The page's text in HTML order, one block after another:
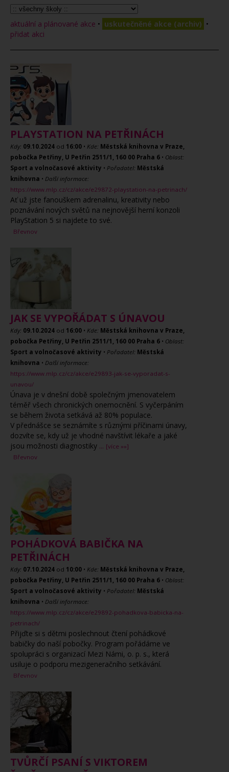
aktuální a plánované akce • uskutečněné akce (archiv) •
přidat akci
PLAYSTATION NA PETŘINÁCH
Kdy: 09.10.2024 od 16:00 • Kde: Městská knihovna v Praze,
pobočka Petřiny, U Petřin 2511/1, 160 00 Praha 6 • Oblast:
Sport a volnočasové aktivity • Pořadatel: Městská
knihovna • Další informace:
https://www.mlp.cz/cz/akce/e29872-playstation-na-petrinach/
Ať už jste fanouškem adrenalinu, kreativity nebo
poznávání nových světů na nejnovější herní konzoli
PlayStation 5 si najdete to své.
Břevnov
JAK SE VYPOŘÁDAT S ÚNAVOU
Kdy: 09.10.2024 od 16:00 • Kde: Městská knihovna v Praze,
pobočka Petřiny, U Petřin 2511/1, 160 00 Praha 6 • Oblast:
Sport a volnočasové aktivity • Pořadatel: Městská
knihovna • Další informace:
https://www.mlp.cz/cz/akce/e29893-jak-se-vyporadat-s-
unavou/
Únava je v dnešní době společným jmenovatelem
téměř všech chronických onemocnění. S vyčerpáním
se během života setkává až 80% populace.
V přednášce se seznámíte s různými příčinami únavy,
dozvíte se, kdy už je vhodné navštívit lékaře a jaké
jsou možnosti diagnostiky ... [více »»]
Břevnov
POHÁDKOVÁ BABIČKA NA
PETŘINÁCH
Kdy: 07.10.2024 od 10:00 • Kde: Městská knihovna v Praze,
pobočka Petřiny, U Petřin 2511/1, 160 00 Praha 6 • Oblast:
Sport a volnočasové aktivity • Pořadatel: Městská
knihovna • Další informace:
https://www.mlp.cz/cz/akce/e29892-pohadkova-babicka-na-
petrinach/
Přijďte si s dětmi poslechnout čtení pohádkové
babičky do naší pobočky. Program pořádáme ve
spolupráci s organizací Mezi Námi, o. p. s., která
usiluje o podporu mezigeneračního setkávání.
Břevnov
TVŮRČÍ PSANÍ S VIKTOREM